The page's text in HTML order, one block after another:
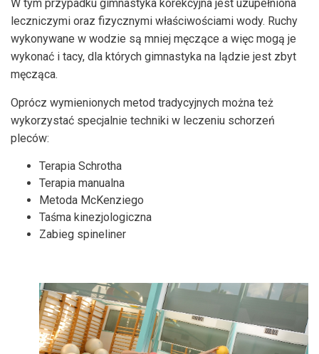
W tym przypadku gimnastyka korekcyjna jest uzupełniona
leczniczymi oraz fizycznymi właściwościami wody. Ruchy
wykonywane w wodzie są mniej męczące a więc mogą je
wykonać i tacy, dla których gimnastyka na lądzie jest zbyt
męcząca.
Oprócz wymienionych metod tradycyjnych można też
wykorzystać specjalnie techniki w leczeniu schorzeń
pleców:
Terapia Schrotha
Terapia manualna
Metoda McKenziego
Taśma kinezjologiczna
Zabieg spineliner